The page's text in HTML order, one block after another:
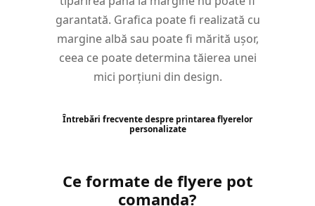
garantată. Grafica poate fi realizată cu
margine albă sau poate fi mărită ușor,
ceea ce poate determina tăierea unei
mici porțiuni din design.
Întrebări frecvente despre printarea flyerelor
personalizate
Ce formate de flyere pot
comanda?